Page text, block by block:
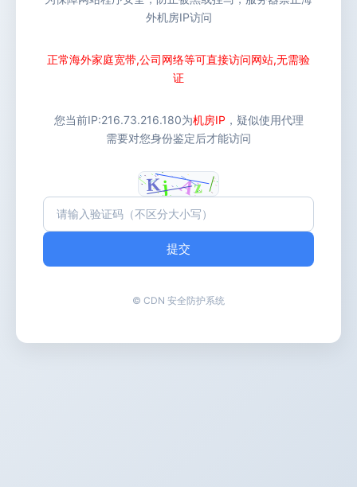
外机房IP访问
正常海外家庭宽带,公司网络等可直接访问网站,无需验
证
您当前IP:216.73.216.180为机房IP ，疑似使用代理
需要对您身份鉴定后才能访问
提交
© CDN 安全防护系统